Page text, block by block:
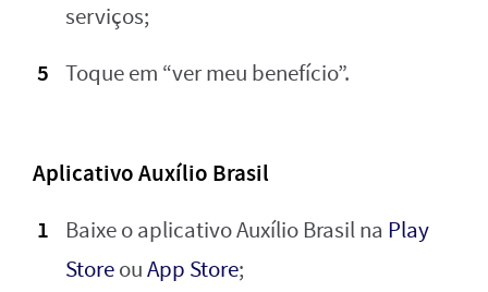
serviços;
Toque em “ver meu benefício”.
Aplicativo Auxílio Brasil
Baixe o aplicativo Auxílio Brasil na Play
StoreouApp Store;